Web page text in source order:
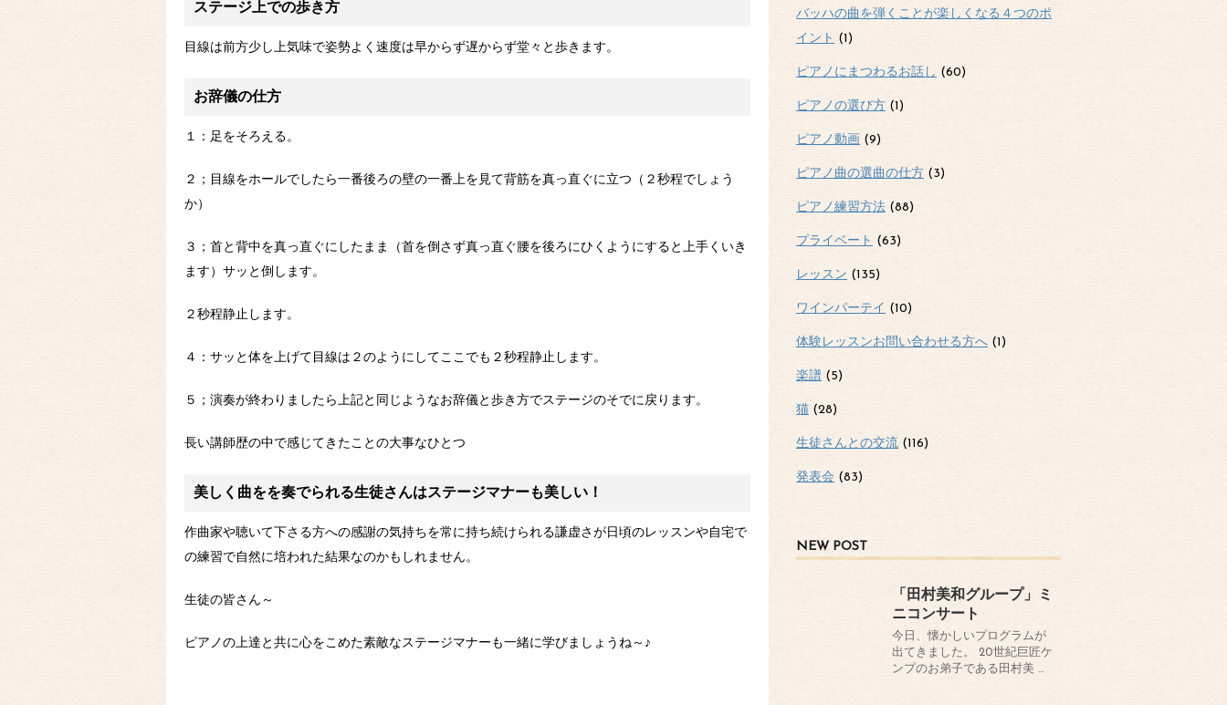
ステージ上での歩き方
目線は前方少し上気味で姿勢よく速度は早からず遅からず堂々と歩きます。
お辞儀の仕方
１：足をそろえる。
２；目線をホールでしたら一番後ろの壁の一番上を見て背筋を真っ直ぐに立つ（２秒程でしょう
か）
３；首と背中を真っ直ぐにしたまま（首を倒さず真っ直ぐ腰を後ろにひくようにすると上手くいき
ます）サッと倒します。
２秒程静止します。
４：サッと体を上げて目線は２のようにしてここでも２秒程静止します。
５；演奏が終わりましたら上記と同じようなお辞儀と歩き方でステージのそでに戻ります。
長い講師歴の中で感じてきたことの大事なひとつ
美しく曲をを奏でられる生徒さんはステージマナーも美しい！
作曲家や聴いて下さる方への感謝の気持ちを常に持ち続けられる謙虚さが日頃のレッスンや自宅で
の練習で自然に培われた結果なのかもしれません。
生徒の皆さん～
ピアノの上達と共に心をこめた素敵なステージマナーも一緒に学びましょうね～♪
バッハの曲を弾くことが楽しくなる４つのポ
イント (1)
ピアノにまつわるお話し (60)
ピアノの選び方 (1)
ピアノ動画 (9)
ピアノ曲の選曲の仕方 (3)
ピアノ練習方法 (88)
プライベート (63)
レッスン (135)
ワインパーテイ (10)
体験レッスンお問い合わせる方へ (1)
楽譜 (5)
猫 (28)
生徒さんとの交流 (116)
発表会 (83)
NEW POST
「田村美和グループ」ミ
ニコンサート
今日、懐かしいプログラムが
出てきました。 20世紀巨匠ケ
ンプのお弟子である田村美 …